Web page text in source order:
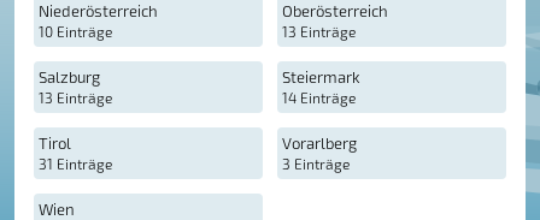
Niederösterreich
10 Einträge
Oberösterreich
13 Einträge
Salzburg
13 Einträge
Steiermark
14 Einträge
Tirol
31 Einträge
Vorarlberg
3 Einträge
Wien